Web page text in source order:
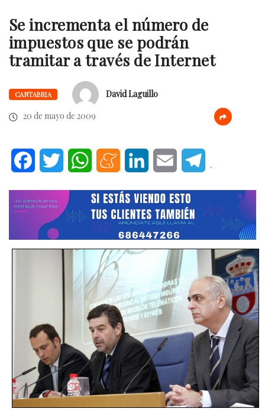
Se incrementa el número de
impuestos que se podrán
tramitar a través de Internet
CANTABRIA
David Laguillo
20 de mayo de 2009
FacebookTwitter WhatsAppMeneameLinkedInEmail .